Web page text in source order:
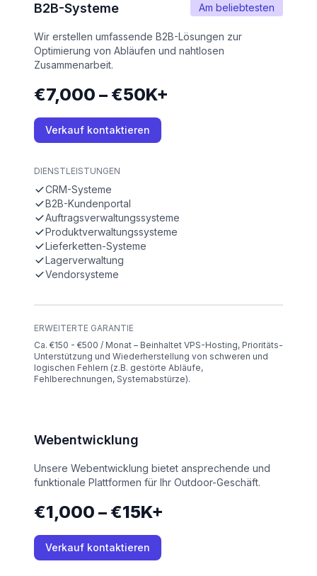
Am beliebtesten
B2B-Systeme
Wir erstellen umfassende B2B-Lösungen zur
Optimierung von Abläufen und nahtlosen
Zusammenarbeit.
€7,000 – €50K+
Verkauf kontaktieren
DIENSTLEISTUNGEN
CRM-Systeme
B2B-Kundenportal
Auftragsverwaltungssysteme
Produktverwaltungssysteme
Lieferketten-Systeme
Lagerverwaltung
Vendorsysteme
ERWEITERTE GARANTIE
Ca. €150 - €500 / Monat – Beinhaltet VPS-Hosting, Prioritäts-
Unterstützung und Wiederherstellung von schweren und
logischen Fehlern (z.B. gestörte Abläufe,
Fehlberechnungen, Systemabstürze).
Webentwicklung
Unsere Webentwicklung bietet ansprechende und
funktionale Plattformen für Ihr Outdoor-Geschäft.
€1,000 – €15K+
Verkauf kontaktieren